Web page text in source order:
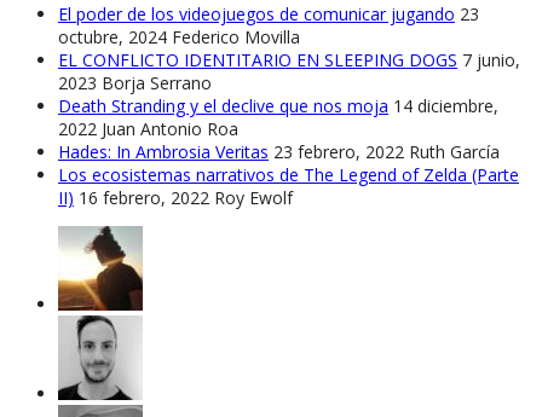
El poder de los videojuegos de comunicar jugando 23
octubre, 2024 Federico Movilla
EL CONFLICTO IDENTITARIO EN SLEEPING DOGS 7 junio,
2023 Borja Serrano
Death Stranding y el declive que nos moja 14 diciembre,
2022 Juan Antonio Roa
Hades: In Ambrosia Veritas 23 febrero, 2022 Ruth García
Los ecosistemas narrativos de The Legend of Zelda (Parte
II) 16 febrero, 2022 Roy Ewolf